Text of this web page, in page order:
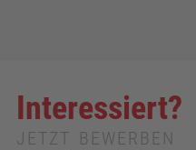
Interessiert?
JETZT BEWERBEN